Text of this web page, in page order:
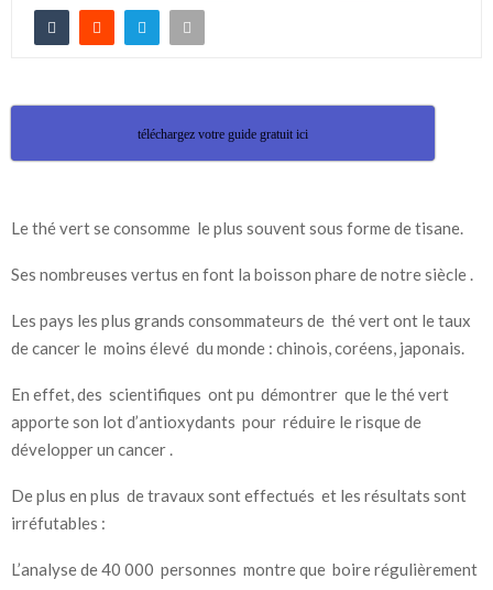
téléchargez votre guide gratuit ici
Le thé vert se consomme le plus souvent sous forme de tisane.
Ses nombreuses vertus en font la boisson phare de notre siècle .
Les pays les plus grands consommateurs de thé vert ont le taux
de cancer le moins élevé du monde : chinois, coréens, japonais.
En effet, des scientifiques ont pu démontrer que le thé vert
apporte son lot d’antioxydants pour réduire le risque de
développer un cancer .
De plus en plus de travaux sont effectués et les résultats sont
irréfutables :
L’analyse de 40 000 personnes montre que boire régulièrement